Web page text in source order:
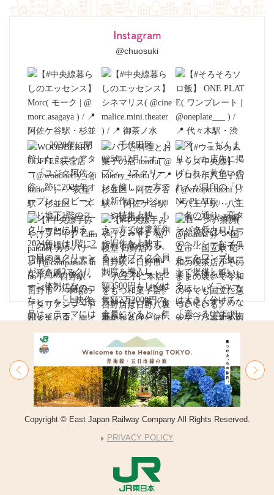
Instagram
@chuosuki
Copyright © East Japan Railway Company All Rights Reserved.
PRIVACY POLICY